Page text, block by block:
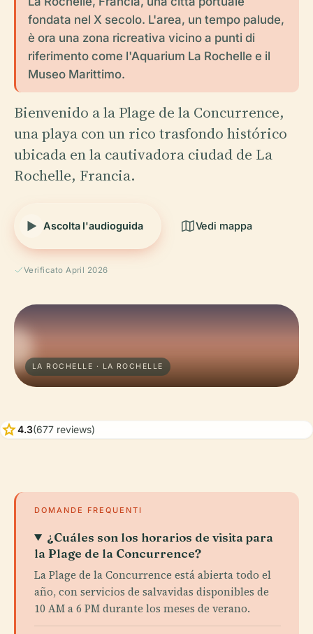
fondata nel X secolo. L'area, un tempo palude,
è ora una zona ricreativa vicino a punti di
riferimento come l'Aquarium La Rochelle e il
Museo Marittimo.
Bienvenido a la Plage de la Concurrence,
una playa con un rico trasfondo histórico
ubicada en la cautivadora ciudad de La
Rochelle, Francia.
Ascolta l'audioguida Vedi mappa
Verificato April 2026
LA ROCHELLE · LA ROCHELLE
star4.3(677 reviews)
DOMANDE FREQUENTI
¿Cuáles son los horarios de visita para
la Plage de la Concurrence?
La Plage de la Concurrence está abierta todo el
año, con servicios de salvavidas disponibles de
10 AM a 6 PM durante los meses de verano.